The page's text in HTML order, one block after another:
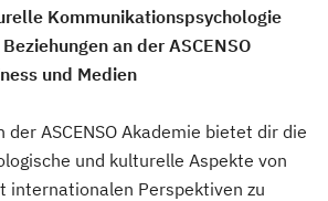
Kommunikationspsychologie
an der ASCENSO
und Medien
der ASCENSO Akademie bietet dir die
und kulturelle Aspekte von
internationalen Perspektiven zu